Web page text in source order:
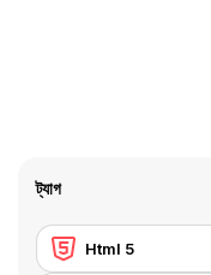
ট্যাগ
Html 5